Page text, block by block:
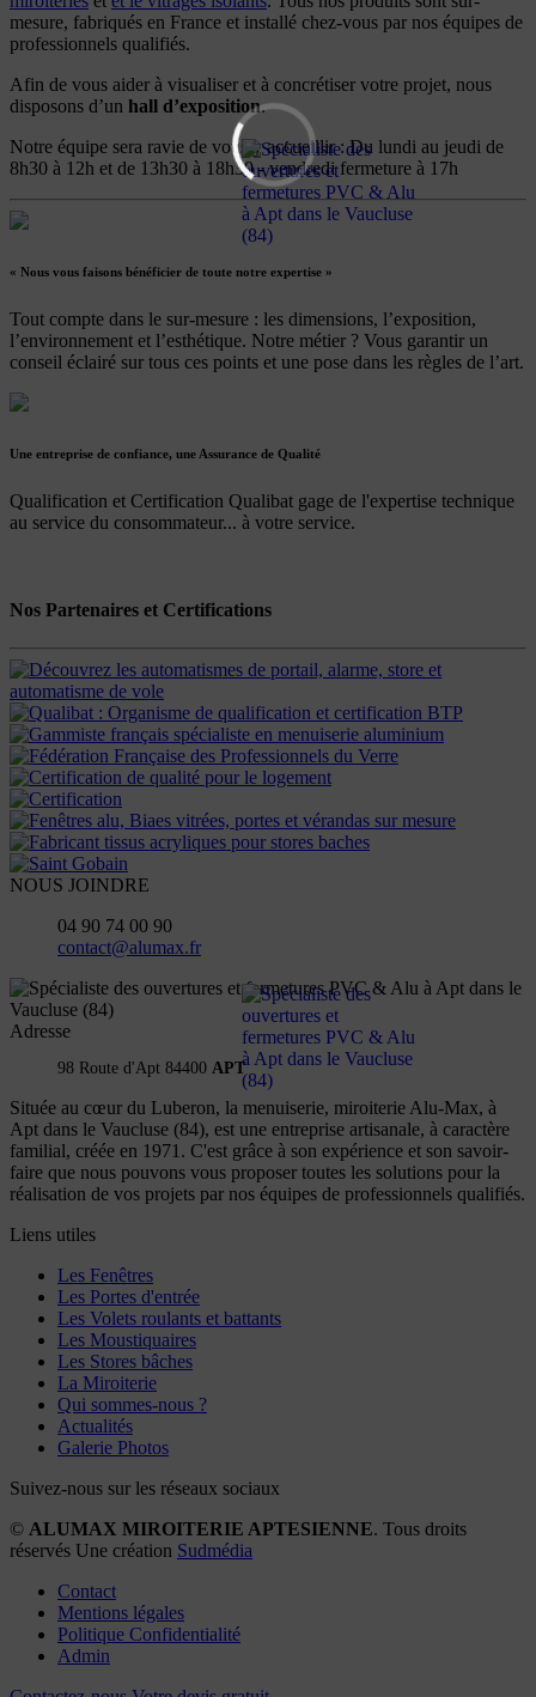
mesure, fabriqués en France et installé chez-vous par nos équipes de
professionnels qualifiés.
Afin de vous aider à visualiser et à concrétiser votre projet, nous
disposons d’un hall d’exposition.
Notre équipe sera ravie de vous y accueillir : Du lundi au jeudi de
8h30 à 12h et de 13h30 à 18h30 - vendredi fermeture à 17h
« Nous vous faisons bénéficier de toute notre expertise »
Tout compte dans le sur-mesure : les dimensions, l’exposition,
l’environnement et l’esthétique. Notre métier ? Vous garantir un
conseil éclairé sur tous ces points et une pose dans les règles de l’art.
Une entreprise de confiance, une Assurance de Qualité
Qualification et Certification Qualibat gage de l'expertise technique
au service du consommateur... à votre service.
Nos Partenaires et Certifications
NOUS JOINDRE
04 90 74 00 90
contact@alumax.fr
Adresse
98 Route d'Apt 84400 APT
Située au cœur du Luberon, la menuiserie, miroiterie Alu-Max, à
Apt dans le Vaucluse (84), est une entreprise artisanale, à caractère
familial, créée en 1971. C'est grâce à son expérience et son savoir-
faire que nous pouvons vous proposer toutes les solutions pour la
réalisation de vos projets par nos équipes de professionnels qualifiés.
Liens utiles
Les Fenêtres
Les Portes d'entrée
Les Volets roulants et battants
Les Moustiquaires
Les Stores bâches
La Miroiterie
Qui sommes-nous ?
Actualités
Galerie Photos
Suivez-nous sur les réseaux sociaux
© ALUMAX MIROITERIE APTESIENNE. Tous droits
réservés Une création Sudmédia
Contact
Mentions légales
Politique Confidentialité
Admin